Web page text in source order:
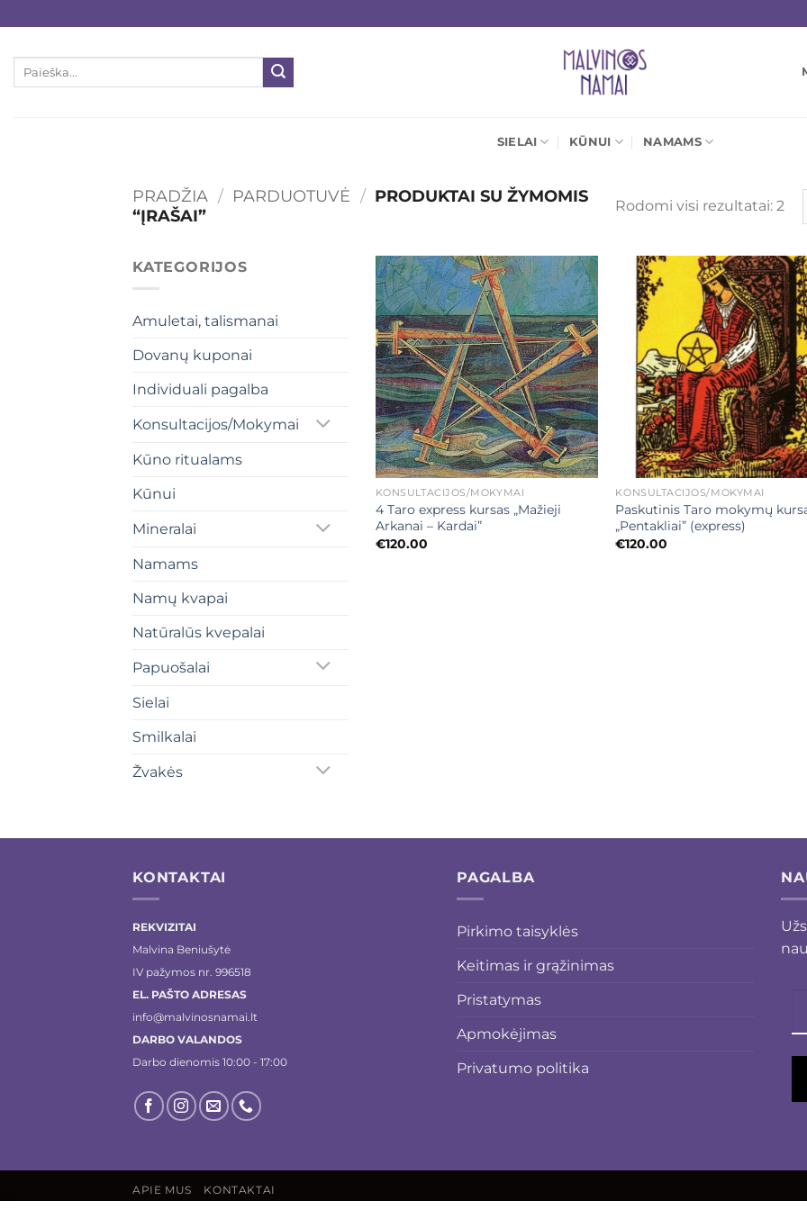
to
content
Ieškoti:
SIELAI KŪNUI NAMAMS
PRADŽIA / PARDUOTUVĖ / PRODUKTAI SU ŽYMOMIS
“ĮRAŠAI”
Rodomi visi rezultatai: 2
KATEGORIJOS
Amuletai, talismanai
Dovanų kuponai
Individuali pagalba
Konsultacijos/Mokymai
Kūno ritualams
Kūnui
Mineralai
Namams
Namų kvapai
Natūralūs kvepalai
Papuošalai
Sielai
Smilkalai
Žvakės
Mėgstamiausias
+
KONSULTACIJOS/MOKYMAI
4 Taro express kursas „Mažieji
Arkanai – Kardai”
€120.00
+
KONSULTACIJOS/MOKYMAI
Paskutinis Taro mokymų
„Pentakliai” (express)
€120.00
KONTAKTAI
REKVIZITAI
Malvina Beniušytė
IV pažymos nr. 996518
EL. PAŠTO ADRESAS
info@malvinosnamai.lt
DARBO VALANDOS
Darbo dienomis 10:00 - 17:00
PAGALBA
Pirkimo taisyklės
Keitimas ir grąžinimas
Pristatymas
Apmokėjimas
Privatumo politika
APIE MUS KONTAKTAI